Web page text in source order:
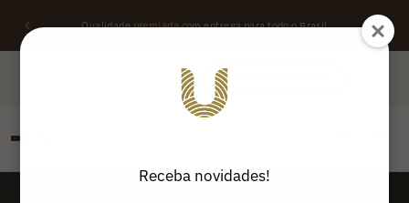
Qualidadepremiadacom entrega para todo o Brasil
ONDE ENCONTRAR
Receba novidades!